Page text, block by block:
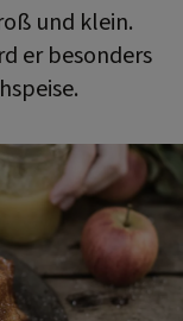
und klein.
er besonders